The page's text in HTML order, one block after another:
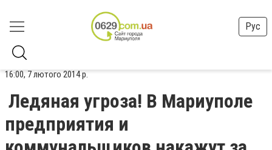
Рус
16:00, 7 лютого 2014 р.
Ледяная угроза! В Мариуполе
предприятия и